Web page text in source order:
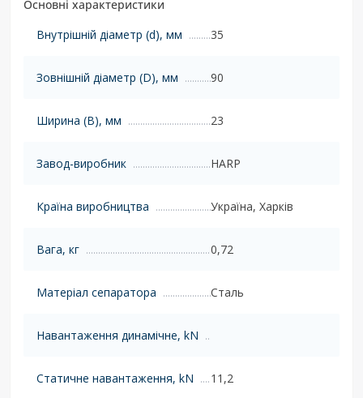
Основні характеристики
Внутрішній діаметр (d), мм
35
Зовнішній діаметр (D), мм 90
Ширина (B), мм 23
Завод-виробник HARP
Країна виробництва Україна, Харків
Вага, кг 0,72
Матеріал сепаратора Сталь
Навантаження динамічне, kN
Статичне навантаження, kN 11,2